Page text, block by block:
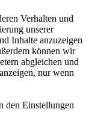
Verhalten und
unserer
Inhalte anzuzeigen
können wir
abgleichen und
nur wenn
den Einstellungen